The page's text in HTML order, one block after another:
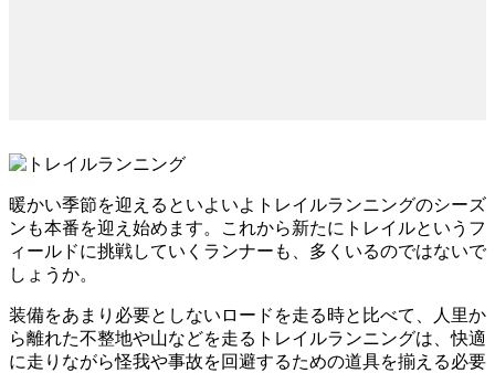
暖かい季節を迎えるといよいよトレイルランニングのシーズ
ンも本番を迎え始めます。これから新たにトレイルというフ
ィールドに挑戦していくランナーも、多くいるのではないで
しょうか。
装備をあまり必要としないロードを走る時と比べて、人里か
ら離れた不整地や山などを走るトレイルランニングは、快適
に走りながら怪我や事故を回避するための道具を揃える必要